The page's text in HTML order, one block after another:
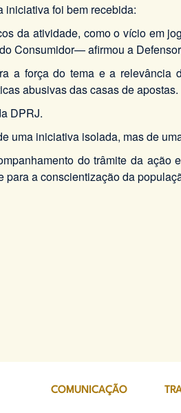
iniciativa foi bem recebida:
da atividade, como o vício em
Consumidor— afirmou a
a força do tema e a
abusivas das casas de apostas.
DPRJ.
iniciativa isolada, mas de
do trâmite da
a conscientização da
COMUNICAÇÃO